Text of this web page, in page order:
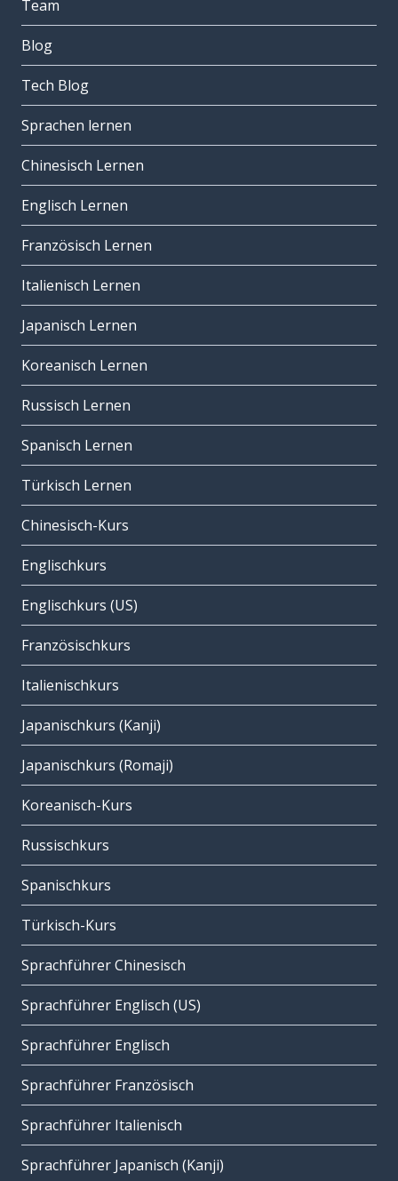
Team
Blog
Tech Blog
Sprachen lernen
Chinesisch Lernen
Englisch Lernen
Französisch Lernen
Italienisch Lernen
Japanisch Lernen
Koreanisch Lernen
Russisch Lernen
Spanisch Lernen
Türkisch Lernen
Chinesisch-Kurs
Englischkurs
Englischkurs (US)
Französischkurs
Italienischkurs
Japanischkurs (Kanji)
Japanischkurs (Romaji)
Koreanisch-Kurs
Russischkurs
Spanischkurs
Türkisch-Kurs
Sprachführer Chinesisch
Sprachführer Englisch (US)
Sprachführer Englisch
Sprachführer Französisch
Sprachführer Italienisch
Sprachführer Japanisch (Kanji)